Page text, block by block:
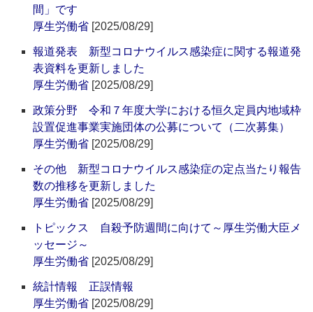
間」です
厚生労働省 [2025/08/29]
報道発表 新型コロナウイルス感染症に関する報道発
表資料を更新しました
厚生労働省 [2025/08/29]
政策分野 令和７年度大学における恒久定員内地域枠
設置促進事業実施団体の公募について（二次募集）
厚生労働省 [2025/08/29]
その他 新型コロナウイルス感染症の定点当たり報告
数の推移を更新しました
厚生労働省 [2025/08/29]
トピックス 自殺予防週間に向けて～厚生労働大臣メ
ッセージ～
厚生労働省 [2025/08/29]
統計情報 正誤情報
厚生労働省 [2025/08/29]